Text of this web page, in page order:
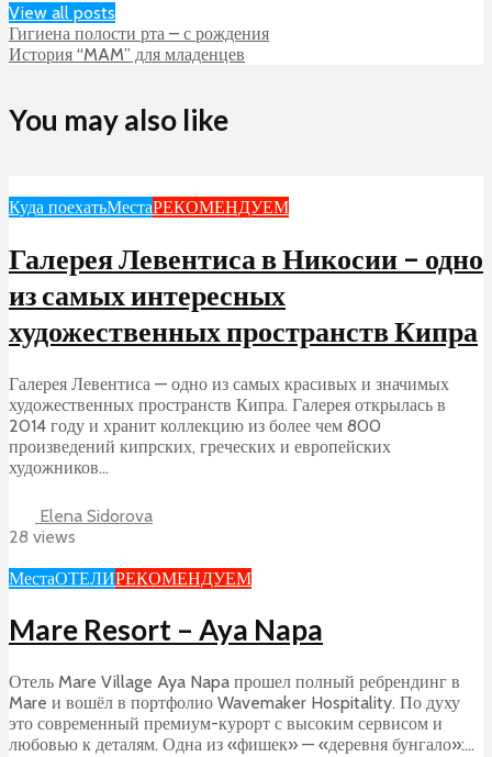
View all posts
Гигиена полости рта – с рождения
История “MAM” для младенцев
You may also like
Куда поехатьМестаРЕКОМЕНДУЕМ
Галерея Левентиса в Никосии – одно
из самых интересных
художественных пространств Кипра
Галерея Левентиса — одно из самых красивых и значимых
художественных пространств Кипра. Галерея открылась в
2014 году и хранит коллекцию из более чем 800
произведений кипрских, греческих и европейских
художников...
Elena Sidorova
28 views
МестаОТЕЛИРЕКОМЕНДУЕМ
Mare Resort – Aya Napa
Отель Mare Village Aya Napa прошел полный ребрендинг в
Mare и вошёл в портфолио Wavemaker Hospitality. По духу
это современный премиум-курорт с высоким сервисом и
любовью к деталям. Одна из «фишек» — «деревня бунгало»:...